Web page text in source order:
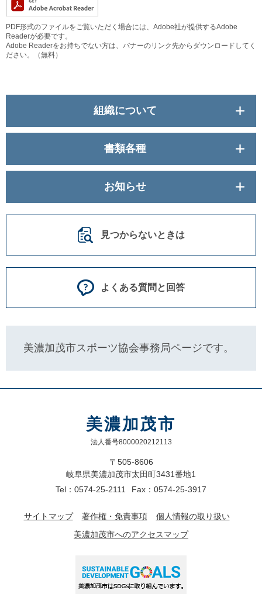
PDF形式のファイルをご覧いただく場合には、Adobe社が提供するAdobe
Readerが必要です。
Adobe Readerをお持ちでない方は、バナーのリンク先からダウンロードしてく
ださい。（無料）
組織について
書類各種
お知らせ
見つからないときは
よくある質問と回答
美濃加茂市スポーツ協会事務局ページです。
美濃加茂市
法人番号8000020212113
〒505-8606
岐阜県美濃加茂市太田町3431番地1
Tel：0574-25-2111
Fax：0574-25-3917
サイトマップ 著作権・免責事項
個人情報の取り扱い
美濃加茂市へのアクセスマップ